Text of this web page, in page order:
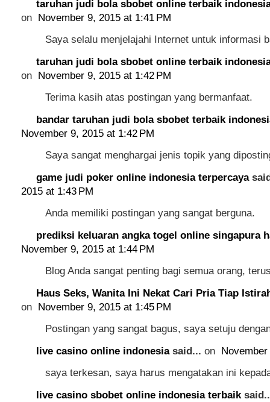
taruhan judi bola sbobet online terbaik
on November 9, 2015 at 1:41 PM
Saya selalu menjelajahi Internet untuk informasi
taruhan judi bola sbobet online terbaik
on November 9, 2015 at 1:42 PM
Terima kasih atas postingan yang bermanfaat.
bandar taruhan judi bola sbobet terbaik
November 9, 2015 at 1:42 PM
Saya sangat menghargai jenis topik yang
game judi poker online indonesia terpercaya
2015 at 1:43 PM
Anda memiliki postingan yang sangat berguna.
prediksi keluaran angka togel online singapura
November 9, 2015 at 1:44 PM
Blog Anda sangat penting bagi semua orang,
Haus Seks, Wanita Ini Nekat Cari Pria Tiap
on November 9, 2015 at 1:45 PM
Postingan yang sangat bagus, saya setuju
live casino online indonesiasaid... on
saya terkesan, saya harus mengatakan ini
live casino sbobet online indonesia terbaik